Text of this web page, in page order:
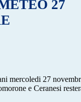
27
mercoledi 27
e Ceranesi